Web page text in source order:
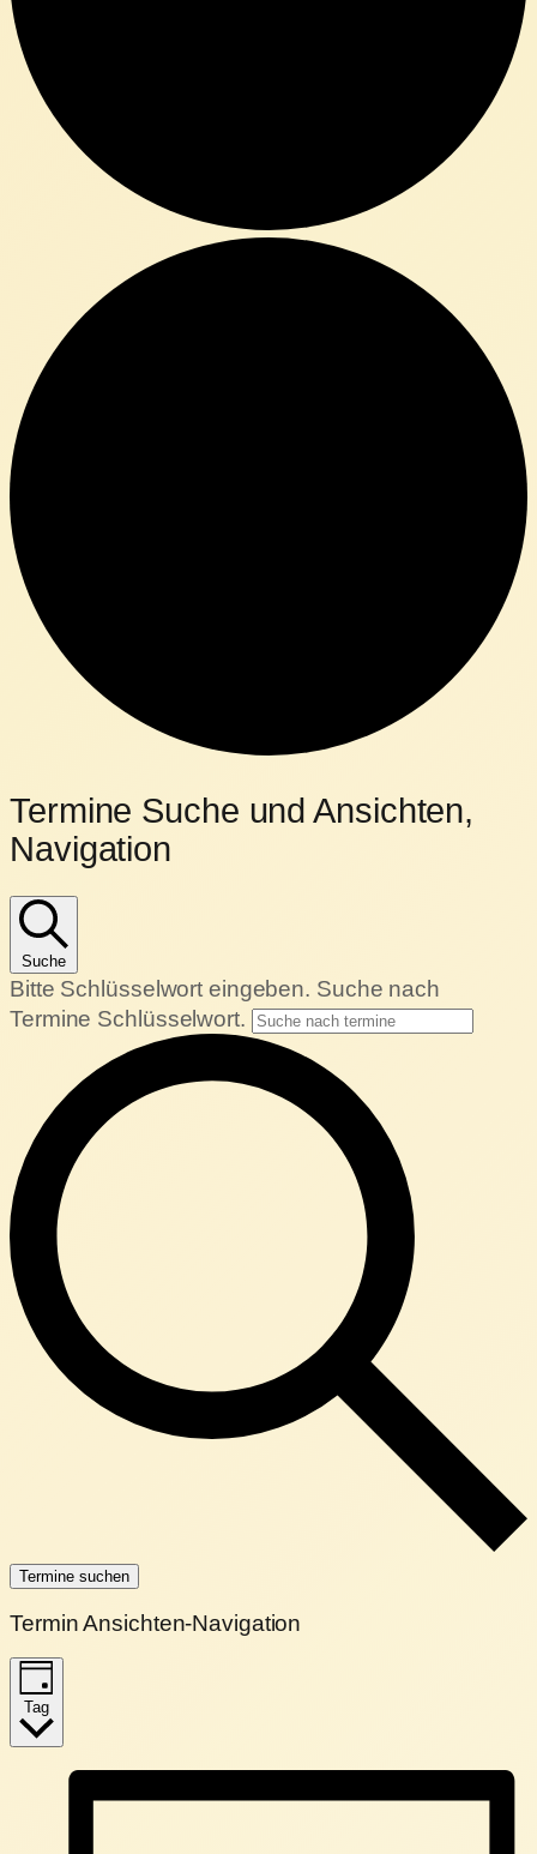
Termine
für
17.
Januar
2024
Termine Suche und Ansichten,
Navigation
Suche
Bitte Schlüsselwort eingeben. Suche nach
Termine Schlüsselwort.
Termine suchen
Termin Ansichten-Navigation
Tag